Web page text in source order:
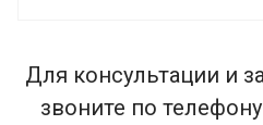
Для консультации и
звоните по телефону